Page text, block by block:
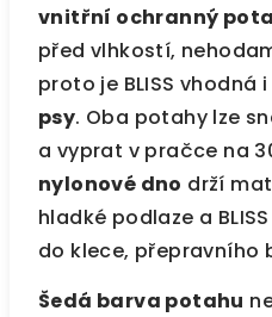
vnitřní ochranný
před vlhkostí,
proto je BLISS vhodná
psy. Oba potahy lze
a vyprat v pračce na
nylonové dno drží
hladké podlaze a
do klece, přepravního
Šedá barva potahu